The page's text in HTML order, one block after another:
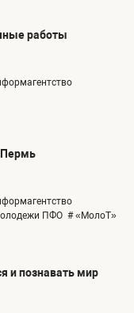
работы
Пермь
ПФО # «МолоТ»
и познавать мир